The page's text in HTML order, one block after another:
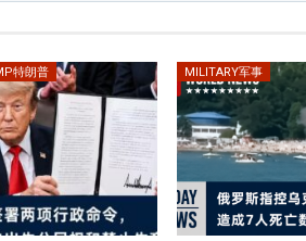
特朗普 MILITARY军事